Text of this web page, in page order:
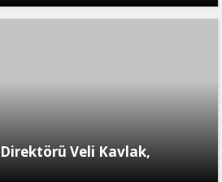
Veli Kavlak,